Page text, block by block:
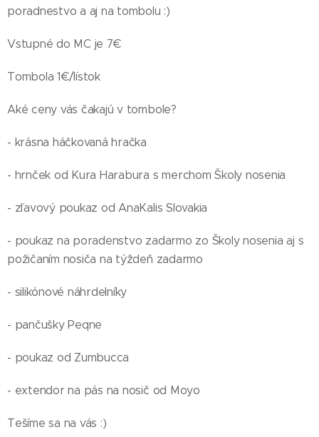
poradnestvo a aj na tombolu :)
Vstupné do MC je 7€
Tombola 1€/lístok
Aké ceny vás čakajú v tombole?
- krásna háčkovaná hračka
- hrnček od Kura Harabura s merchom Školy nosenia
- zľavový poukaz od AnaKalis Slovakia
- poukaz na poradenstvo zadarmo zo Školy nosenia aj s
požičaním nosiča na týždeň zadarmo
- silikónové náhrdelníky
- pančušky Peqne
- poukaz od Zumbucca
- extendor na pás na nosič od Moyo
Tešíme sa na vás :)